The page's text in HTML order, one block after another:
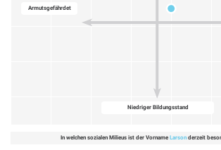
Niedriger Bildungsstand
Armutsgefährdet
In welchen sozialen Milieus ist der Vorname Larsonderzeit